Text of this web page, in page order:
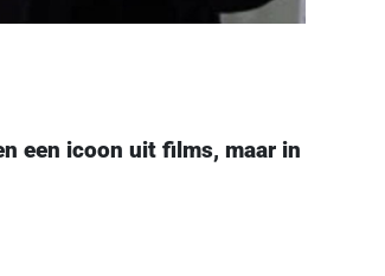
een icoon uit films, maar in